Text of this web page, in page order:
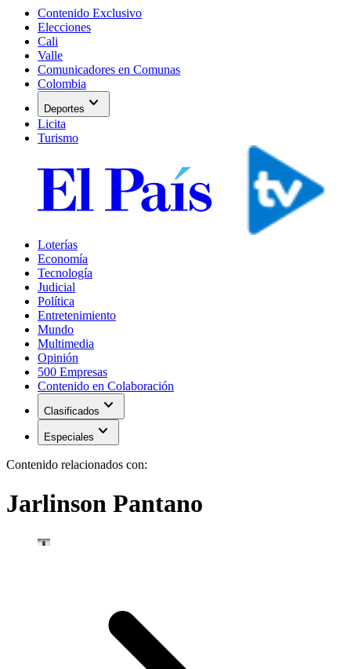
Contenido Exclusivo
Elecciones
Cali
Valle
Comunicadores en Comunas
Colombia
Deportes expand_more
Licita
Turismo
Loterías
Economía
Tecnología
Judicial
Política
Entretenimiento
Mundo
Multimedia
Opinión
500 Empresas
Contenido en Colaboración
Clasificados expand_more
Especiales expand_more
Contenido relacionados con:
Jarlinson Pantano